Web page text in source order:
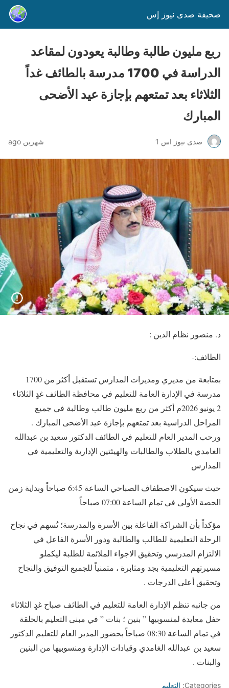
صحيفة صدى نيوز إس
ربع مليون طالبة وطالبة يعودون لمقاعد
الدراسة في 1700 مدرسة بالطائف غداً
الثلاثاء بعد تمتعهم بإجازة عيد الأضحى
المبارك
صدى نيوز اس 1 شهرين ago
د. منصور نظام الدين :
الطائف:-
بمتابعة من مديري ومديرات المدارس تستقبل أكثر من 1700
مدرسة في الإدارة العامة للتعليم في محافظة الطائف غدٍ الثلاثاء
2 يونيو 2026م أكثر من ربع مليون طالب وطالبة في جميع
المراحل الدراسية بعد تمتعهم بإجازة عيد الأضحى المبارك .
ورحب المدير العام للتعليم في الطائف الدكتور سعيد بن عبدالله
الغامدي بالطلاب والطالبات والهيئتين الإدارية والتعليمية في
المدارس
حيث سيكون الاصطفاف الصباحي الساعة 6:45 صباحاً وبداية زمن
الحصة الأولى في تمام الساعة 07:00 صباحاً
مؤكداً بأن الشراكة الفاعلة بين الأسرة والمدرسة؛ تُسهم في نجاح
الرحلة التعليمية للطالب والطالبة ودور الأسرة الفاعل في
الالتزام المدرسي وتحقيق الاجواء الملائمة للطلبة ليكملو
مسيرتهم التعليمية بجد ومثابرة ، متمنياً للجميع التوفيق والنجاح
وتحقيق أعلى الدرجات .​
من جانبه تنظم الإدارة العامة للتعليم في الطائف صباح غدٍ الثلاثاء
حفل معايدة لمنسوبيها ” بنين ؛ بنات ” في مبنى التعليم بالحلقة
في تمام الساعة 08:30 صباحاً بحضور المدير العام للتعليم الدكتور
سعيد بن عبدالله الغامدي وقيادات الإدارة ومنسوبيها من البنين
والبنات .
Categories: التعليم